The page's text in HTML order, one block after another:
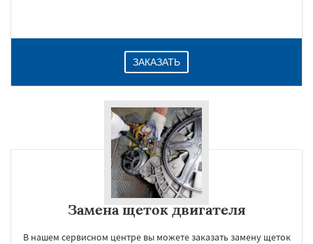
ЗАКАЗАТЬ
Замена щеток двигателя
В нашем сервисном центре вы можете заказать замену щеток